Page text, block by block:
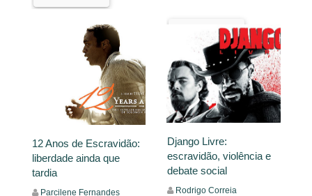
Leia Mais
12 Anos de Escravidão:
liberdade ainda que
tardia
Parcilene Fernandes
Django Livre:
escravidão, violência e
debate social
Rodrigo Correia